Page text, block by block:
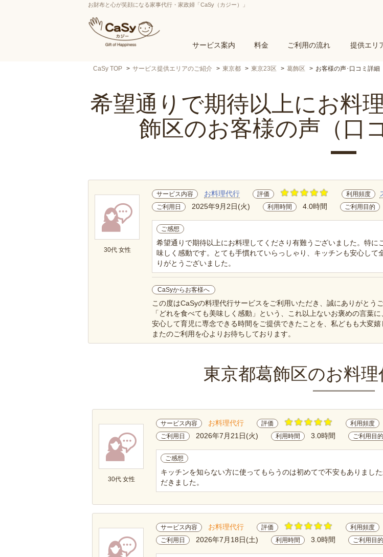
お財布と心が笑顔になる家事代行・家政婦「CaSy（カジー）」
サービス案内 料金 ご利用の流れ 提供エリ
CaSy TOP サービス提供エリアのご紹介 東京都 東京23区 葛飾区 お客様の声･口コミ詳細
希望通りで期待以上にお料
飾区のお客様の声（口
30代 女性
サービス内容 お料理代行 評価 利用頻度
ご利用日 2025年9月2日(火) 利用時間 4.0時間 ご利用目的
ご感想
希望通りで期待以上にお料理してくださり有難うございました。特
味しく感動です。とても手慣れていらっしゃり、キッチンも安心し
りがとうございました。
CaSyからお客様へ
この度はCaSyの料理代行サービスをご利用いただき、誠にありがとうご
「どれを食べても美味しく感動」という、これ以上ないお褒めの言葉
安心して育児に専念できる時間をご提供できたことを、私どもも大変嬉
またのご利用を心よりお待ちしております。
東京都葛飾区のお料理
30代 女性
サービス内容 お料理代行 評価 利用頻度
ご利用日 2026年7月21日(火) 利用時間 3.0時間 ご利用目的
ご感想
キッチンを知らない方に使ってもらうのは初めてで不安もありまし
だきました。
サービス内容 お料理代行 評価 利用頻度
ご利用日 2026年7月18日(土) 利用時間 3.0時間 ご利用目的